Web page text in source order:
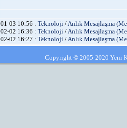
01-03 10:56 : Teknoloji /Anlık Mesajlaşma
02-02 16:36 : Teknoloji /Anlık Mesajlaşma
02-02 16:27 : Teknoloji /Anlık Mesajlaşma
Copyright © 2005-2020 Yeni